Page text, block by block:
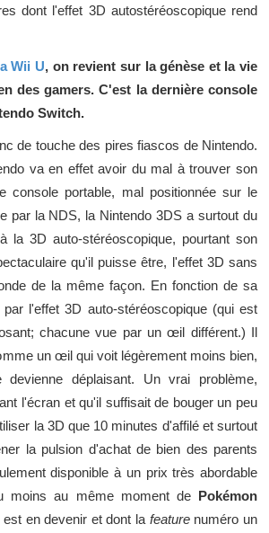
dont l'effet 3D autostéréoscopique rend
Wii U, on revient sur la génèse et la vie
des gamers. C'est la dernière console
Switch.
de touche des pires fiascos de Nintendo.
va en effet avoir du mal à trouver son
console portable, mal positionnée sur le
par la NDS, la Nintendo 3DS a surtout du
la 3D auto-stéréoscopique, pourtant son
qu'il puisse être, l'effet 3D sans
de la même façon. En fonction de sa
l'effet 3D auto-stéréoscopique (qui est
chacune vue par un œil différent.) Il
un œil qui voit légèrement moins bien,
déplaisant. Un vrai problème,
l'écran et qu'il suffisait de bouger un peu
la 3D que 10 minutes d'affilé et surtout
la pulsion d'achat de bien des parents
disponible à un prix très abordable
moins au même moment de Pokémon
en devenir et dont la featurenuméro un